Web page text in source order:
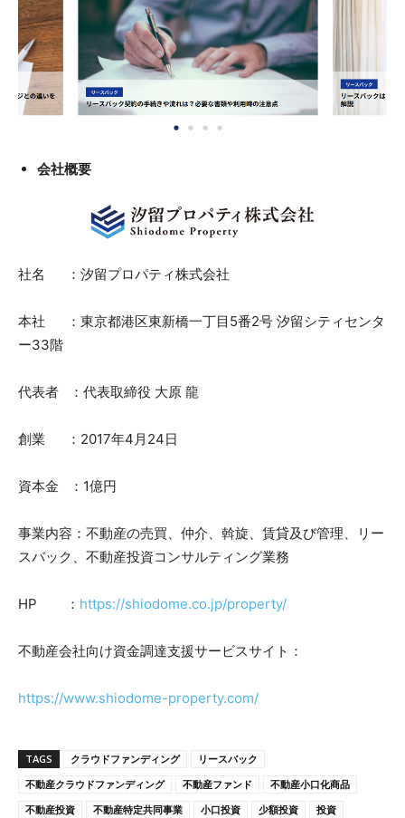
会社概要
社名 ：汐留プロパティ株式会社
本社 ：東京都港区東新橋一丁目5番2号 汐留シティセンタ
ー33階
代表者 ：代表取締役 大原 龍
創業 ：2017年4月24日
資本金 ：1億円
事業内容：不動産の売買、仲介、斡旋、賃貸及び管理、リー
スバック、不動産投資コンサルティング業務
HP ： https://shiodome.co.jp/property/
不動産会社向け資金調達支援サービスサイト：
https://www.shiodome-property.com/
TAGS クラウドファンディング
リースバック
不動産クラウドファンディング
不動産ファンド
不動産小口化商品
不動産投資
不動産特定共同事業 小口投資 少額投資
投資